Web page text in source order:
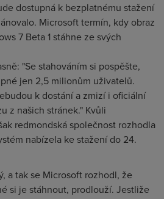
dostupná k bezplatnému stažení
Microsoft termín, kdy obraz
7 Beta 1 stáhne ze svých
"Se stahováním si pospěšte,
jen 2,5 milionům uživatelů.
k dostání a zmizí i oficiální
z našich stránek." Kvůli
redmondská společnost rozhodla
nabízela ke stažení do 24.
a tak se Microsoft rozhodl, že
si je stáhnout, prodlouží. Jestliže